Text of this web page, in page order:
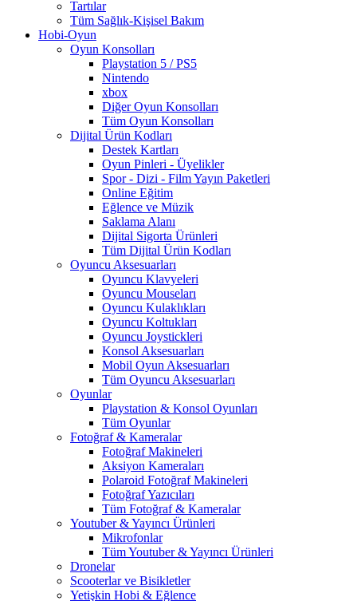
Tartılar
Tüm Sağlık-Kişisel Bakım
Hobi-Oyun
Oyun Konsolları
Playstation 5 / PS5
Nintendo
xbox
Diğer Oyun Konsolları
Tüm Oyun Konsolları
Dijital Ürün Kodları
Destek Kartları
Oyun Pinleri - Üyelikler
Spor - Dizi - Film Yayın Paketleri
Online Eğitim
Eğlence ve Müzik
Saklama Alanı
Dijital Sigorta Ürünleri
Tüm Dijital Ürün Kodları
Oyuncu Aksesuarları
Oyuncu Klavyeleri
Oyuncu Mouseları
Oyuncu Kulaklıkları
Oyuncu Koltukları
Oyuncu Joystickleri
Konsol Aksesuarları
Mobil Oyun Aksesuarları
Tüm Oyuncu Aksesuarları
Oyunlar
Playstation & Konsol Oyunları
Tüm Oyunlar
Fotoğraf & Kameralar
Fotoğraf Makineleri
Aksiyon Kameraları
Polaroid Fotoğraf Makineleri
Fotoğraf Yazıcıları
Tüm Fotoğraf & Kameralar
Youtuber & Yayıncı Ürünleri
Mikrofonlar
Tüm Youtuber & Yayıncı Ürünleri
Dronelar
Scooterlar ve Bisikletler
Yetişkin Hobi & Eğlence